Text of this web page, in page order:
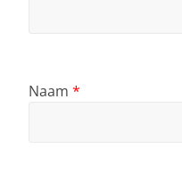
Naam *